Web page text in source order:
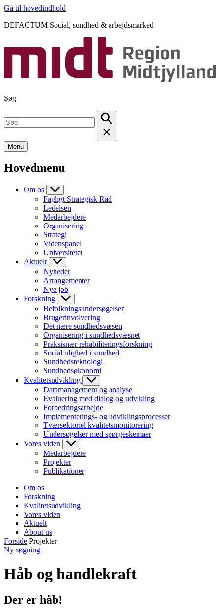
Gå til hovedindhold
DEFACTUM Social, sundhed & arbejdsmarked
Søg
Menu
Hovedmenu
Om os
Fagligt Strategisk Råd
Ledelsen
Medarbejdere
Organisering
Strategi
Videnspanel
Universitetet
Aktuelt
Nyheder
Arrangementer
Nye job
Forskning
Befolkningsundersøgelser
Brugerinvolvering
Det nære sundhedsvæsen
Organisering i sundhedsvæsnet
Praksisnær rehabiliteringsforskning
Social ulighed i sundhed
Sundhedsteknologi
Sundhedsøkonomi
Kvalitetsudvikling
Datamanagement og analyse
Evaluering med dialog og udvikling
Forbedringsarbejde
Implementerings- og udviklingsprocesser
Tværsektoriel kvalitetsmonitorering
Undersøgelser med spørgeskemaer
Vores viden
Medarbejdere
Projekter
Publikationer
Om os
Forskning
Kvalitetsudvikling
Vores viden
Aktuelt
About us
Forside Projekter
Ny søgning
Håb og handlekraft
Der er håb!